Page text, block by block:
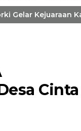
Kejuaraan
Cinta